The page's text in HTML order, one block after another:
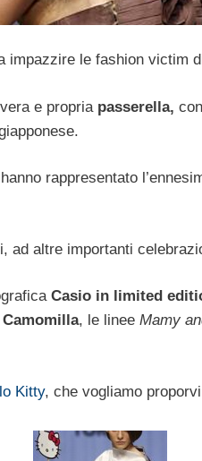
impazzire le fashion victim
e propria passerella,
rappresentato
ad altre importanti
Casio in limited
Camomilla, le linee Mamy
Kitty, che vogliamo